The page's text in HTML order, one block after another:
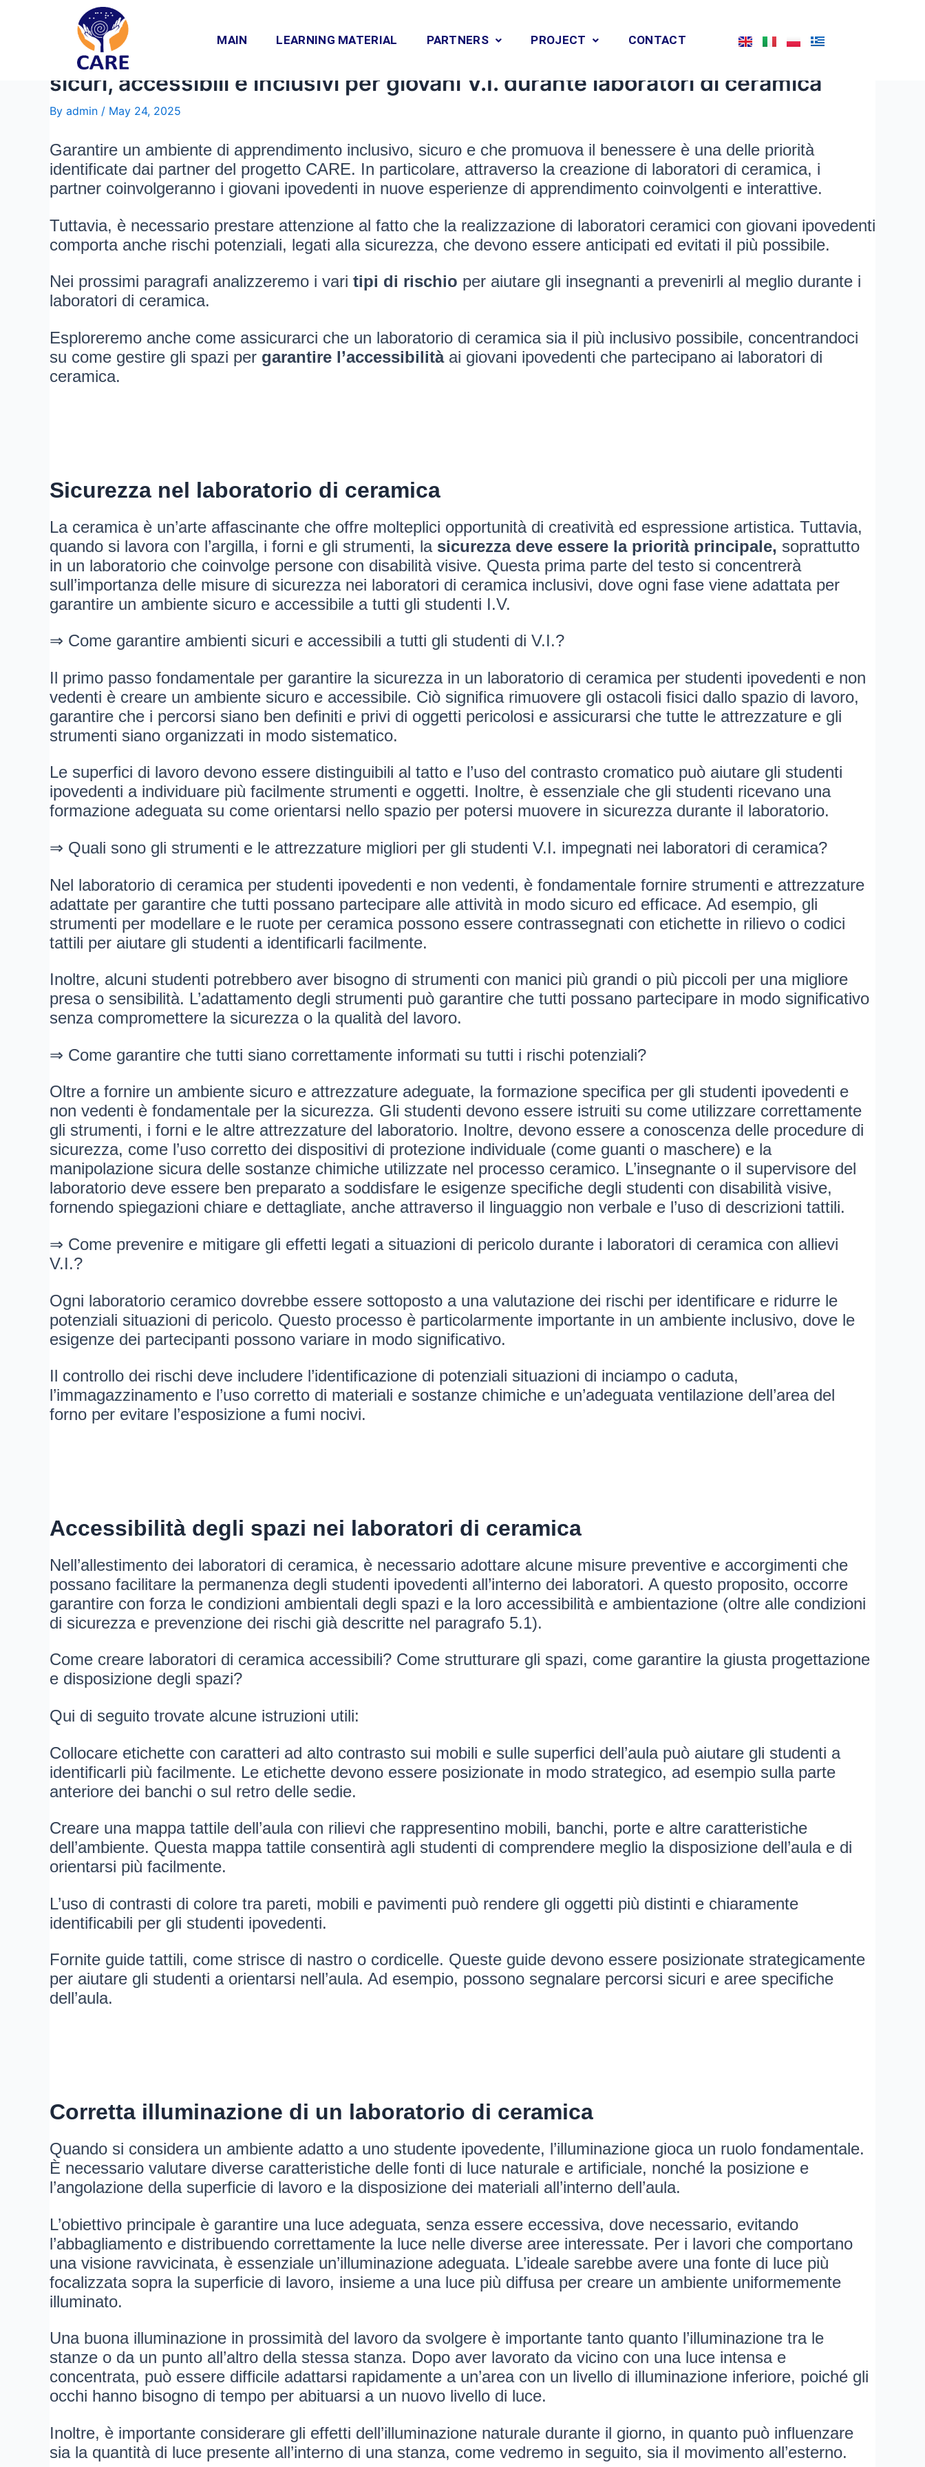
MAIN LEARNING MATERIAL PARTNERS PROJECT CONTACT
Linee guida personalizzate su come garantire ambienti di apprendimento
sicuri, accessibili e inclusivi per giovani V.I. durante laboratori di ceramica
By admin / May 24, 2025
Garantire un ambiente di apprendimento inclusivo, sicuro e che promuova il benessere è una delle priorità
identificate dai partner del progetto CARE. In particolare, attraverso la creazione di laboratori di ceramica, i
partner coinvolgeranno i giovani ipovedenti in nuove esperienze di apprendimento coinvolgenti e interattive.
Tuttavia, è necessario prestare attenzione al fatto che la realizzazione di laboratori ceramici con giovani ipovedenti
comporta anche rischi potenziali, legati alla sicurezza, che devono essere anticipati ed evitati il più possibile.
Nei prossimi paragrafi analizzeremo i vari tipi di rischio per aiutare gli insegnanti a prevenirli al meglio durante i
laboratori di ceramica.
Esploreremo anche come assicurarci che un laboratorio di ceramica sia il più inclusivo possibile, concentrandoci
su come gestire gli spazi per garantire l’accessibilità ai giovani ipovedenti che partecipano ai laboratori di
ceramica.
Sicurezza nel laboratorio di ceramica
La ceramica è un’arte affascinante che offre molteplici opportunità di creatività ed espressione artistica. Tuttavia,
quando si lavora con l’argilla, i forni e gli strumenti, la sicurezza deve essere la priorità principale, soprattutto
in un laboratorio che coinvolge persone con disabilità visive. Questa prima parte del testo si concentrerà
sull’importanza delle misure di sicurezza nei laboratori di ceramica inclusivi, dove ogni fase viene adattata per
garantire un ambiente sicuro e accessibile a tutti gli studenti I.V.
⇒ Come garantire ambienti sicuri e accessibili a tutti gli studenti di V.I.?
Il primo passo fondamentale per garantire la sicurezza in un laboratorio di ceramica per studenti ipovedenti e non
vedenti è creare un ambiente sicuro e accessibile. Ciò significa rimuovere gli ostacoli fisici dallo spazio di lavoro,
garantire che i percorsi siano ben definiti e privi di oggetti pericolosi e assicurarsi che tutte le attrezzature e gli
strumenti siano organizzati in modo sistematico.
Le superfici di lavoro devono essere distinguibili al tatto e l’uso del contrasto cromatico può aiutare gli studenti
ipovedenti a individuare più facilmente strumenti e oggetti. Inoltre, è essenziale che gli studenti ricevano una
formazione adeguata su come orientarsi nello spazio per potersi muovere in sicurezza durante il laboratorio.
⇒ Quali sono gli strumenti e le attrezzature migliori per gli studenti V.I. impegnati nei laboratori di ceramica?
Nel laboratorio di ceramica per studenti ipovedenti e non vedenti, è fondamentale fornire strumenti e attrezzature
adattate per garantire che tutti possano partecipare alle attività in modo sicuro ed efficace. Ad esempio, gli
strumenti per modellare e le ruote per ceramica possono essere contrassegnati con etichette in rilievo o codici
tattili per aiutare gli studenti a identificarli facilmente.
Inoltre, alcuni studenti potrebbero aver bisogno di strumenti con manici più grandi o più piccoli per una migliore
presa o sensibilità. L’adattamento degli strumenti può garantire che tutti possano partecipare in modo significativo
senza compromettere la sicurezza o la qualità del lavoro.
⇒ Come garantire che tutti siano correttamente informati su tutti i rischi potenziali?
Oltre a fornire un ambiente sicuro e attrezzature adeguate, la formazione specifica per gli studenti ipovedenti e
non vedenti è fondamentale per la sicurezza. Gli studenti devono essere istruiti su come utilizzare correttamente
gli strumenti, i forni e le altre attrezzature del laboratorio. Inoltre, devono essere a conoscenza delle procedure di
sicurezza, come l’uso corretto dei dispositivi di protezione individuale (come guanti o maschere) e la
manipolazione sicura delle sostanze chimiche utilizzate nel processo ceramico. L’insegnante o il supervisore del
laboratorio deve essere ben preparato a soddisfare le esigenze specifiche degli studenti con disabilità visive,
fornendo spiegazioni chiare e dettagliate, anche attraverso il linguaggio non verbale e l’uso di descrizioni tattili.
⇒ Come prevenire e mitigare gli effetti legati a situazioni di pericolo durante i laboratori di ceramica con allievi
V.I.?
Ogni laboratorio ceramico dovrebbe essere sottoposto a una valutazione dei rischi per identificare e ridurre le
potenziali situazioni di pericolo. Questo processo è particolarmente importante in un ambiente inclusivo, dove le
esigenze dei partecipanti possono variare in modo significativo.
Il controllo dei rischi deve includere l’identificazione di potenziali situazioni di inciampo o caduta,
l’immagazzinamento e l’uso corretto di materiali e sostanze chimiche e un’adeguata ventilazione dell’area del
forno per evitare l’esposizione a fumi nocivi.
Accessibilità degli spazi nei laboratori di ceramica
Nell’allestimento dei laboratori di ceramica, è necessario adottare alcune misure preventive e accorgimenti che
possano facilitare la permanenza degli studenti ipovedenti all’interno dei laboratori. A questo proposito, occorre
garantire con forza le condizioni ambientali degli spazi e la loro accessibilità e ambientazione (oltre alle condizioni
di sicurezza e prevenzione dei rischi già descritte nel paragrafo 5.1).
Come creare laboratori di ceramica accessibili? Come strutturare gli spazi, come garantire la giusta progettazione
e disposizione degli spazi?
Qui di seguito trovate alcune istruzioni utili:
Collocare etichette con caratteri ad alto contrasto sui mobili e sulle superfici dell’aula può aiutare gli studenti a
identificarli più facilmente. Le etichette devono essere posizionate in modo strategico, ad esempio sulla parte
anteriore dei banchi o sul retro delle sedie.
Creare una mappa tattile dell’aula con rilievi che rappresentino mobili, banchi, porte e altre caratteristiche
dell’ambiente. Questa mappa tattile consentirà agli studenti di comprendere meglio la disposizione dell’aula e di
orientarsi più facilmente.
L’uso di contrasti di colore tra pareti, mobili e pavimenti può rendere gli oggetti più distinti e chiaramente
identificabili per gli studenti ipovedenti.
Fornite guide tattili, come strisce di nastro o cordicelle. Queste guide devono essere posizionate strategicamente
per aiutare gli studenti a orientarsi nell’aula. Ad esempio, possono segnalare percorsi sicuri e aree specifiche
dell’aula.
Corretta illuminazione di un laboratorio di ceramica
Quando si considera un ambiente adatto a uno studente ipovedente, l’illuminazione gioca un ruolo fondamentale.
È necessario valutare diverse caratteristiche delle fonti di luce naturale e artificiale, nonché la posizione e
l’angolazione della superficie di lavoro e la disposizione dei materiali all’interno dell’aula.
L’obiettivo principale è garantire una luce adeguata, senza essere eccessiva, dove necessario, evitando
l’abbagliamento e distribuendo correttamente la luce nelle diverse aree interessate. Per i lavori che comportano
una visione ravvicinata, è essenziale un’illuminazione adeguata. L’ideale sarebbe avere una fonte di luce più
focalizzata sopra la superficie di lavoro, insieme a una luce più diffusa per creare un ambiente uniformemente
illuminato.
Una buona illuminazione in prossimità del lavoro da svolgere è importante tanto quanto l’illuminazione tra le
stanze o da un punto all’altro della stessa stanza. Dopo aver lavorato da vicino con una luce intensa e
concentrata, può essere difficile adattarsi rapidamente a un’area con un livello di illuminazione inferiore, poiché gli
occhi hanno bisogno di tempo per abituarsi a un nuovo livello di luce.
Inoltre, è importante considerare gli effetti dell’illuminazione naturale durante il giorno, in quanto può influenzare
sia la quantità di luce presente all’interno di una stanza, come vedremo in seguito, sia il movimento all’esterno.
navigation